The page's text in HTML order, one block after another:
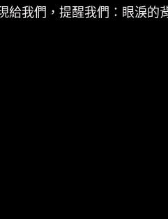
我們，提醒我們：眼淚的